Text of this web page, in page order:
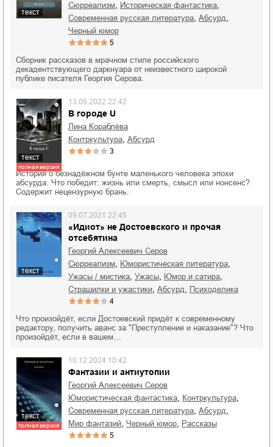
текст
сюрреализм
историческая фантастика
современная русская литература абсурд
черный юмор
5
Сборник рассказов в мрачном стиле российского
декадентствующего даркнуара от неизвестного широкой
публике писателя Георгия Серова.
текст
полная версия
В городе U
13.05.2022 22:42
Лина Кораблёва
контркультура
абсурд
3
История о безнадёжном бунте маленького человека эпохи
абсурда. Что победит: жизнь или смерть, смысл или нонсенс?
Содержит нецензурную брань.
текст
«Идиот» не Достоевского и прочая
отсебятина
09.07.2021 22:45
Георгий Алексеевич Серов
сюрреализм
юмористическая литература
ужасы / мистика ужасы юмор и сатира
страшилки и ужастики абсурд психоделика
4
Что произойдёт, если Достоевский придёт к современному
редактору, получить аванс за "Преступление и наказание"? Что
произойдёт, если в вашем…
текст
полная версия
Фантазии и антиутопии
10.12.2024 10:42
Георгий Алексеевич Серов
юмористическая фантастика
контркультура
современная русская литература абсурд
мир фантазий черный юмор рассказы
5